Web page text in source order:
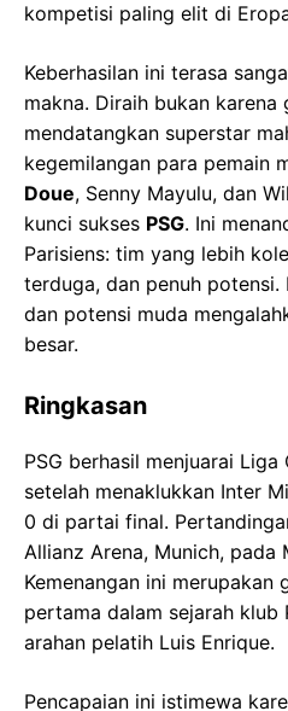
kompetisi paling elit di
Keberhasilan ini terasa
makna. Diraih bukan
mendatangkan superstar
kegemilangan para pemain
Doue, Senny Mayulu, dan
kunci sukses PSG. Ini
Parisiens: tim yang lebih
terduga, dan penuh potensi.
dan potensi muda
besar.
Ringkasan
PSG berhasil menjuarai
setelah menaklukkan Inter
0 di partai final.
Allianz Arena, Munich, pada
Kemenangan ini merupakan
pertama dalam sejarah klub
arahan pelatih Luis Enrique.
Pencapaian ini istimewa